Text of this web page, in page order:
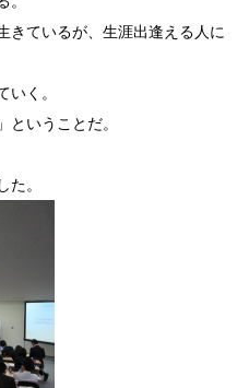
きているが、生涯出逢える人に
いく。
ということだ。
た。